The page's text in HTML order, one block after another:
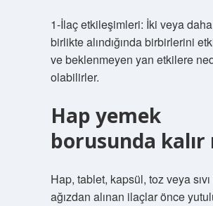
1-İlaç etkileşimleri: İki veya
birlikte alındığında birbirlerini
ve beklenmeyen yan etkilere
olabilirler.
Hap yemek
borusunda kalır
Hap, tablet, kapsül, toz veya
ağızdan alınan ilaçlar önce